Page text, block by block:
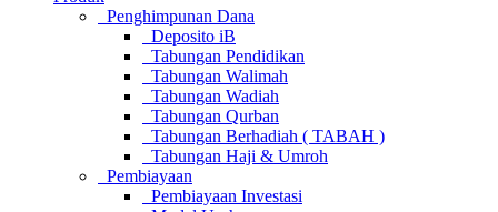
Penghimpunan Dana
Deposito iB
Tabungan Pendidikan
Tabungan Walimah
Tabungan Wadiah
Tabungan Qurban
Tabungan Berhadiah ( TABAH )
Tabungan Haji & Umroh
Pembiayaan
Pembiayaan Investasi